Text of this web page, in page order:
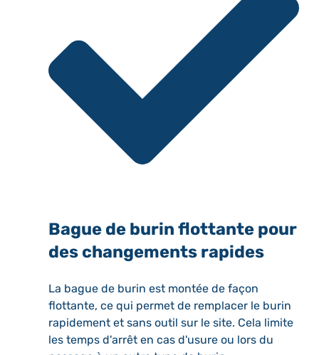
Bague de burin flottante pour
des changements rapides
La bague de burin est montée de façon
flottante, ce qui permet de remplacer le burin
rapidement et sans outil sur le site. Cela limite
les temps d'arrêt en cas d'usure ou lors du